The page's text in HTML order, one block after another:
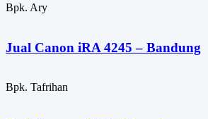
Bpk. Ary
Jual Canon iRA 4245 – Bandung
Bpk. Tafrihan